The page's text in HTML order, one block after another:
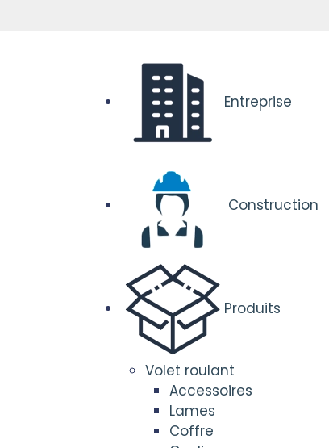
Entreprise
Construction
Produits
Volet roulant
Accessoires
Lames
Coffre